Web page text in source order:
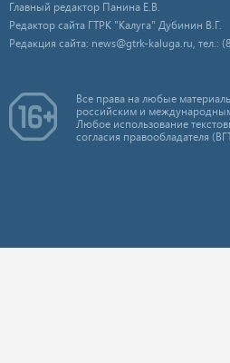
Главный редактор Панина Е.В.
Редактор сайта ГТРК "Калуга" Дубинин В.Г.
Редакция сайта: news@gtrk-kaluga.ru, тел.:
Все права на любые
российским и международным
Любое использование
согласия правообладателя